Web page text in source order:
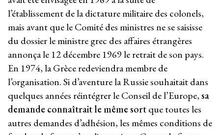
l’établissement de la dictature militaire des colonels,
mais avant que le Comité des ministres ne se saisisse
du dossier le ministre grec des affaires étrangères
annonça le 12 décembre 1969 le retrait de son pays.
En 1974, la Grèce redeviendra membre de
l’organisation. Si d’aventure la Russie souhaitait dans
quelques années réintégrer le Conseil de l’Europe,sa
demande connaîtrait le même sortque toutes les
autres demandes d’adhésion, les mêmes conditions de